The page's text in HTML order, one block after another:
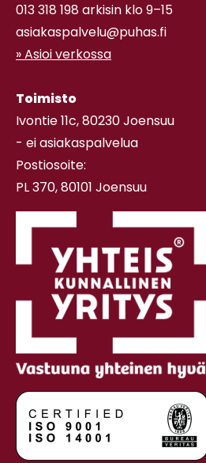
013 318 198 arkisin klo 9–15
asiakaspalvelu@puhas.fi
» Asioi verkossa
Toimisto
Ivontie 11c, 80230 Joensuu
- ei asiakaspalvelua
Postiosoite:
PL 370, 80101 Joensuu